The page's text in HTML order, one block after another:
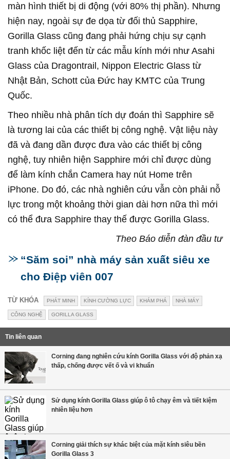
màn hình thiết bị di động (với 80% thị phần). Nhưng
hiện nay, ngoài sự đe dọa từ đối thủ Sapphire,
Gorilla Glass cũng đang phải hứng chịu sự cạnh
tranh khốc liệt đến từ các mẫu kính mới như Asahi
Glass của Dragontrail, Nippon Electric Glass từ
Nhật Bản, Schott của Đức hay KMTC của Trung
Quốc.
Theo nhiều nhà phân tích dự đoán thì Sapphire sẽ
là tương lai của các thiết bị công nghệ. Vật liệu này
đã và đang dần được đưa vào các thiết bị công
nghệ, tuy nhiên hiện Sapphire mới chỉ được dùng
để làm kính chắn Camera hay nút Home trên
iPhone. Do đó, các nhà nghiên cứu vẫn còn phải nỗ
lực trong một khoảng thời gian dài hơn nữa thì mới
có thể đưa Sapphire thay thế được Gorilla Glass.
Theo Báo diễn đàn đầu tư
“Săm soi” nhà máy sản xuất siêu xe
cho Điệp viên 007
TỪ KHÓA PHÁT MINH KÍNH CƯỜNG LỰC KHÁM PHÁ NHÀ MÁY
CÔNG NGHỆ GORILLA GLASS
Tin liên quan
Corning đang nghiên cứu kính Gorilla Glass với độ phản xạ
thấp, chống được vết ố và vi khuẩn
Sử dụng kính Gorilla Glass giúp ô tô chạy êm và tiết kiệm
nhiên liệu hơn
Corning giải thích sự khác biệt của mặt kính siêu bền
Gorilla Glass 3